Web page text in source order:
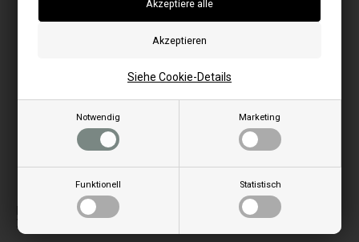
Notwendig Marketing
Funktionell Statistisch
Siehe Cookie-Details
Bilder können je nach Modell abweichen
Kondensator 1 uF für Abgasgebläse oder
Zentrifugalgebläse